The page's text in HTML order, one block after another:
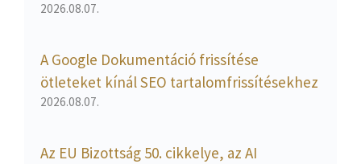
2026.08.07.
A Google Dokumentáció frissítése
ötleteket kínál SEO tartalomfrissítésekhez
2026.08.07.
Az EU Bizottság 50. cikkelye, az AI